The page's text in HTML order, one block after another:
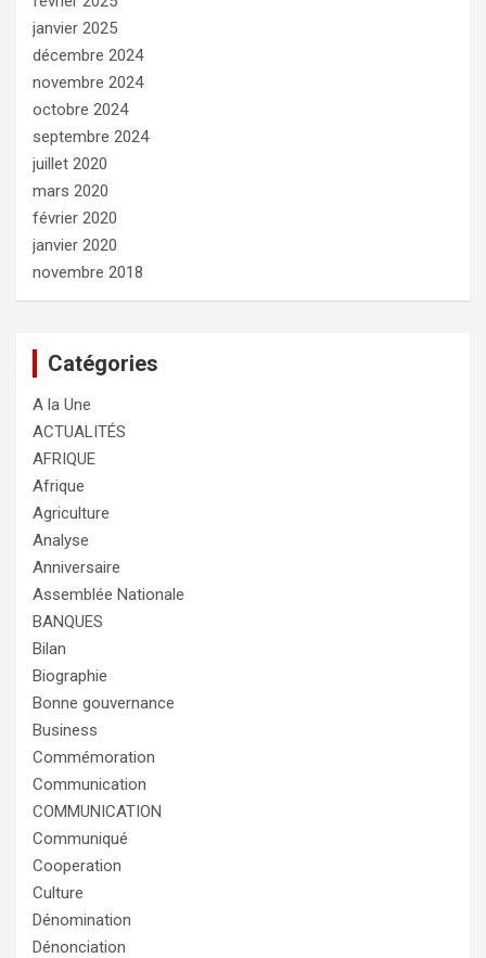
janvier 2025
décembre 2024
novembre 2024
octobre 2024
septembre 2024
juillet 2020
mars 2020
février 2020
janvier 2020
novembre 2018
Catégories
A la Une
ACTUALITÉS
AFRIQUE
Afrique
Agriculture
Analyse
Anniversaire
Assemblée Nationale
BANQUES
Bilan
Biographie
Bonne gouvernance
Business
Commémoration
Communication
COMMUNICATION
Communiqué
Cooperation
Culture
Dénomination
Dénonciation